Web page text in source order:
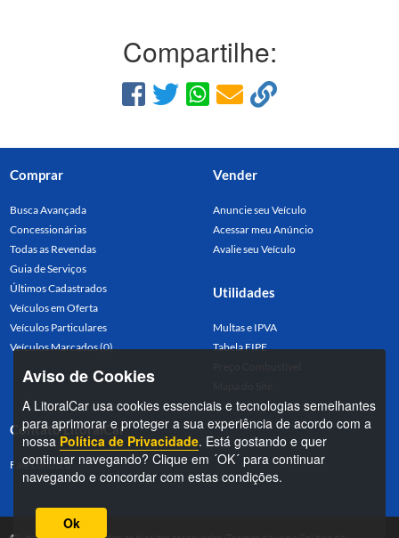
Compartilhe:
Comprar
Busca Avançada
Concessionárias
Todas as Revendas
Guia de Serviços
Últimos Cadastrados
Veículos em Oferta
Veículos Particulares
Veículos Marcados (0)
Vender
Anuncie seu Veículo
Acessar meu Anúncio
Avalie seu Veículo
Utilidades
Multas e IPVA
Tabela FIPE
Contato LitoralCar
Fale conosco
Aviso de Cookies
A LitoralCar usa cookies essenciais e tecnologias semelhantes
para aprimorar e proteger a sua experiência de acordo com a
nossa Política de Privacidade. Está gostando e quer
continuar navegando? Clique em ´OK´ para continuar
navegando e concordar com estas condições.
Ok